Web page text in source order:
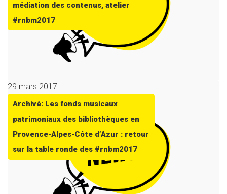
médiation des contenus, atelier
#rnbm2017
29 mars 2017
Archivé: Les fonds musicaux
patrimoniaux des bibliothèques en
Provence-Alpes-Côte d’Azur : retour
sur la table ronde des #rnbm2017